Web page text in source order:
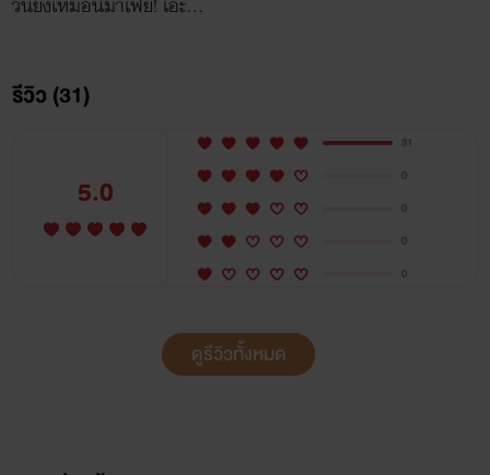
รีวิว (31)
5.0
31
0
0
0
0
ดูรีวิวทั้งหมด